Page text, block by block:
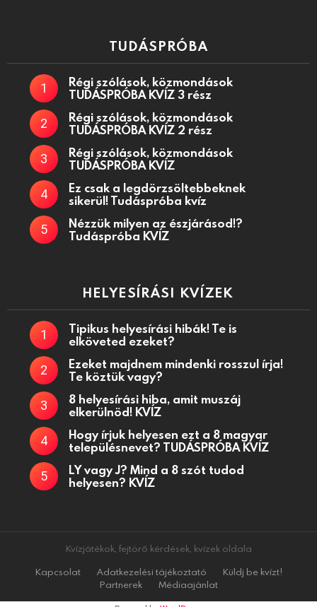
TUDÁSPRÓBA
Régi szólások, közmondások
TUDÁSPRÓBA KVÍZ 3 rész
Régi szólások, közmondások
TUDÁSPRÓBA KVÍZ 2 rész
Régi szólások, közmondások
TUDÁSPRÓBA KVÍZ
Ez csak a legdörzsöltebbeknek
sikerül! Tudáspróba kvíz
Nézzük milyen az észjárásod!?
Tudáspróba KVÍZ
HELYESÍRÁSI KVÍZEK
Tipikus helyesírási hibák! Te is
elköveted ezeket?
Ezeket majdnem mindenki rosszul írja!
Te köztük vagy?
8 helyesírási hiba, amit muszáj
elkerülnöd! KVÍZ
Hogy írjuk helyesen ezt a 8 magyar
településnevet? TUDÁSPRÓBA KVÍZ
LY vagy J? Mind a 8 szót tudod
helyesen? KVÍZ
Kvízjátékok, fejtörő kérdések, kvízek oldala
Kapcsolat
Adatkezelési tájékoztató
Küldj be kvízt!
Partnerek
Médiaajánlat